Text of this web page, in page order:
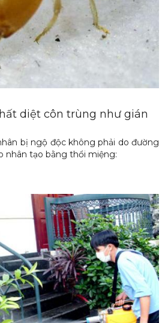
diệt côn trùng như gián
bị ngộ độc không phải do đường
nhân tạo bằng thổi miệng: